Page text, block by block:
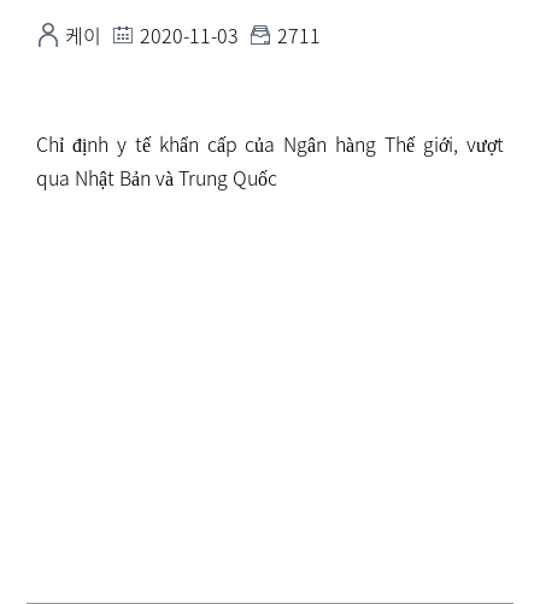
케이 2020-11-03 2711
Chỉ định y tế khẩn cấp của Ngân hàng Thế giới, vượt
qua Nhật Bản và Trung Quốc